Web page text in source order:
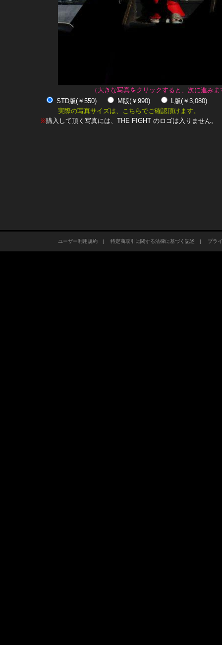
（大きな写真をクリックすると、次に進みま
STD版(￥550)
M版(￥990)
L版(￥3,080)
実際の写真サイズは、こちらでご確認頂けます。
※購入して頂く写真には、THE FIGHT のロゴは入りません。
ユーザー利用規約| 特定商取引に関する法律に基づく記述 | プラ